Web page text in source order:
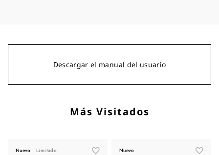
Descargar el manual del usuario
Más Visitados
Nuevo Limitado Nuevo